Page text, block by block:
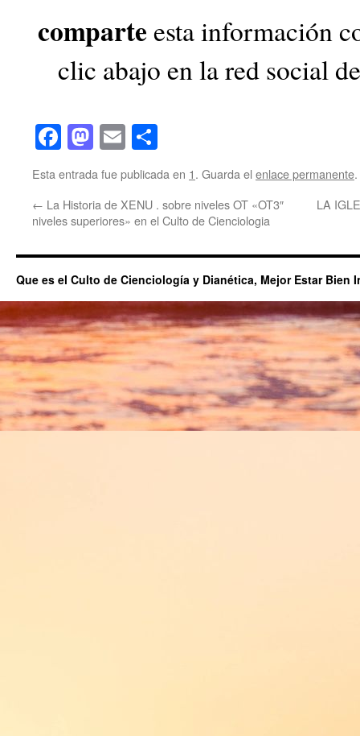
comparte esta información
clic abajo en la red social
Facebook
Mastodon
Email
Esta entrada fue publicada en 1. Guarda el enlace permanente.
← La Historia de XENU . sobre niveles OT «OT3″
niveles superiores» en el Culto de Cienciologia
LA
Que es el Culto de Cienciología y Dianética, Mejor Estar Bien